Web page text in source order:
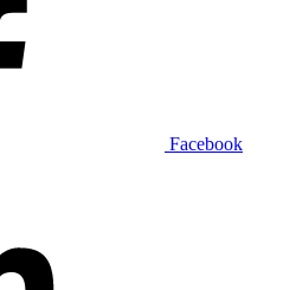
Facebook